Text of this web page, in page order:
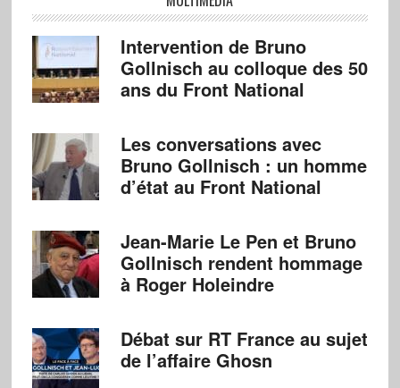
Intervention de Bruno
Gollnisch au colloque des 50
ans du Front National
Les conversations avec
Bruno Gollnisch : un homme
d’état au Front National
Jean-Marie Le Pen et Bruno
Gollnisch rendent hommage
à Roger Holeindre
Débat sur RT France au sujet
de l’affaire Ghosn